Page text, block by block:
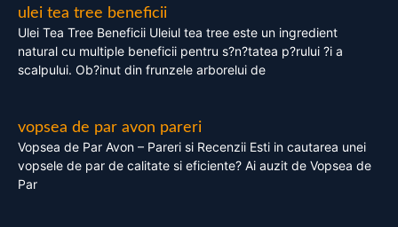
ulei tea tree beneficii
Ulei Tea Tree Beneficii Uleiul tea tree este un ingredient
natural cu multiple beneficii pentru s?n?tatea p?rului ?i a
scalpului. Ob?inut din frunzele arborelui de
vopsea de par avon pareri
Vopsea de Par Avon – Pareri si Recenzii Esti in cautarea unei
vopsele de par de calitate si eficiente? Ai auzit de Vopsea de
Par